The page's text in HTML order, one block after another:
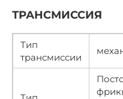
ТРАНСМИССИЯ
Тип
трансмиссии